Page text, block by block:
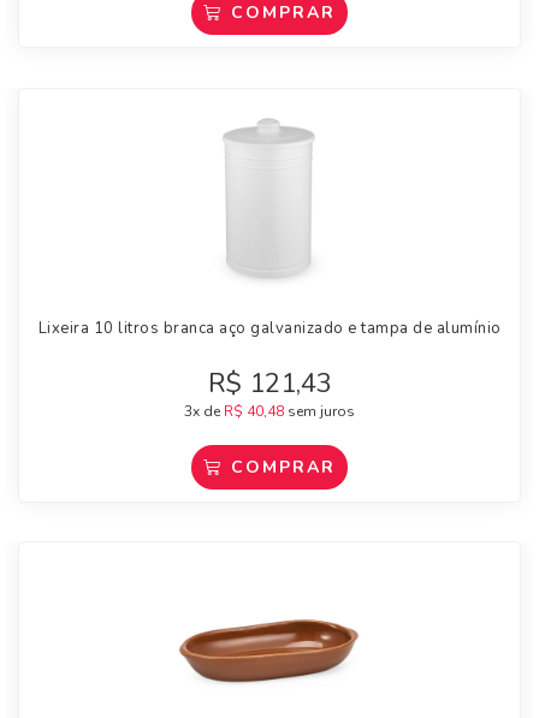
COMPRAR
Lixeira 10 litros branca aço galvanizado e tampa de alumínio
R$ 121,43
3x de R$ 40,48 sem juros
COMPRAR